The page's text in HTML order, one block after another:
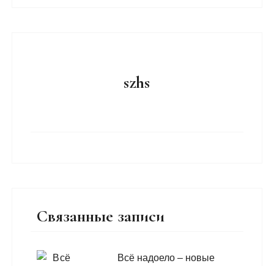
szhs
Связанные записи
Всё надоело – новые